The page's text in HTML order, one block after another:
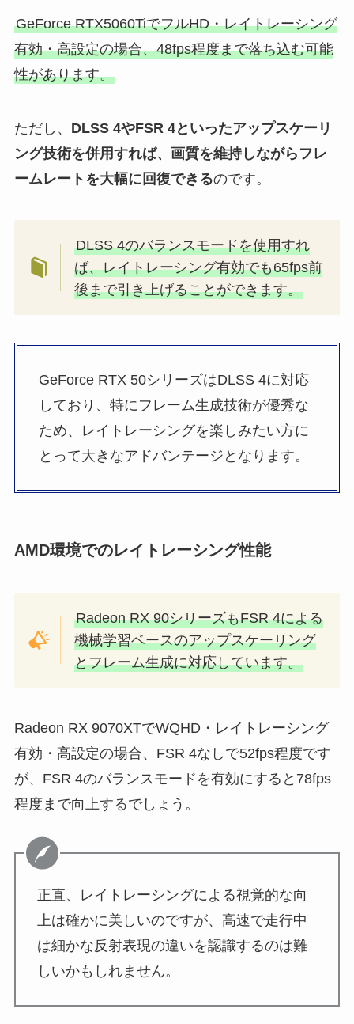
GeForce RTX5060TiでフルHD・レイトレーシング
有効・高設定の場合、48fps程度まで落ち込む可能
性があります。
ただし、 DLSS 4やFSR 4といったアップスケーリ
ング技術を併用すれば、画質を維持しながらフレ
ームレートを大幅に回復できるのです。
DLSS 4のバランスモードを使用すれ
ば、レイトレーシング有効でも65fps前
後まで引き上げることができます。
GeForce RTX 50シリーズはDLSS 4に対応
しており、特にフレーム生成技術が優秀な
ため、レイトレーシングを楽しみたい方に
とって大きなアドバンテージとなります。
AMD環境でのレイトレーシング性能
Radeon RX 90シリーズもFSR 4による
機械学習ベースのアップスケーリング
とフレーム生成に対応しています。
Radeon RX 9070XTでWQHD・レイトレーシング
有効・高設定の場合、FSR 4なしで52fps程度です
が、FSR 4のバランスモードを有効にすると78fps
程度まで向上するでしょう。
正直、レイトレーシングによる視覚的な向
上は確かに美しいのですが、高速で走行中
は細かな反射表現の違いを認識するのは難
しいかもしれません。